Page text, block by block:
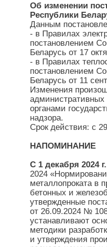
Об изменении
Республики
Данным
- в Правилах
постановлением
Беларусь от 17
- в Правилах
постановлением
Беларусь от 11
Изменения
административных
органами
надзора.
Срок действия: с
НАПОМИНАНИЕ
С 1 декабря 2024 г.
2024
металлопроката в
бетонных и
утвержденные
от 26.09.2024 №
устанавливают
методики
и утверждения